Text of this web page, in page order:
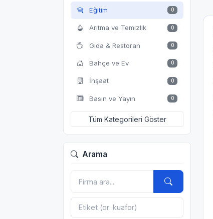
Eğitim 0
Arıtma ve Temizlik 0
Gıda & Restoran 0
Bahçe ve Ev 0
İnşaat 0
Basın ve Yayın 0
Tüm Kategorileri Göster
Arama